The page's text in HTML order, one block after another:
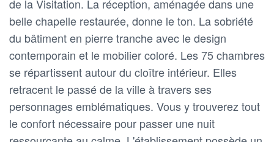
de la Visitation. La réception, aménagée dans une
belle chapelle restaurée, donne le ton. La sobriété
du bâtiment en pierre tranche avec le design
contemporain et le mobilier coloré. Les 75 chambres
se répartissent autour du cloître intérieur. Elles
retracent le passé de la ville à travers ses
personnages emblématiques. Vous y trouverez tout
le confort nécessaire pour passer une nuit